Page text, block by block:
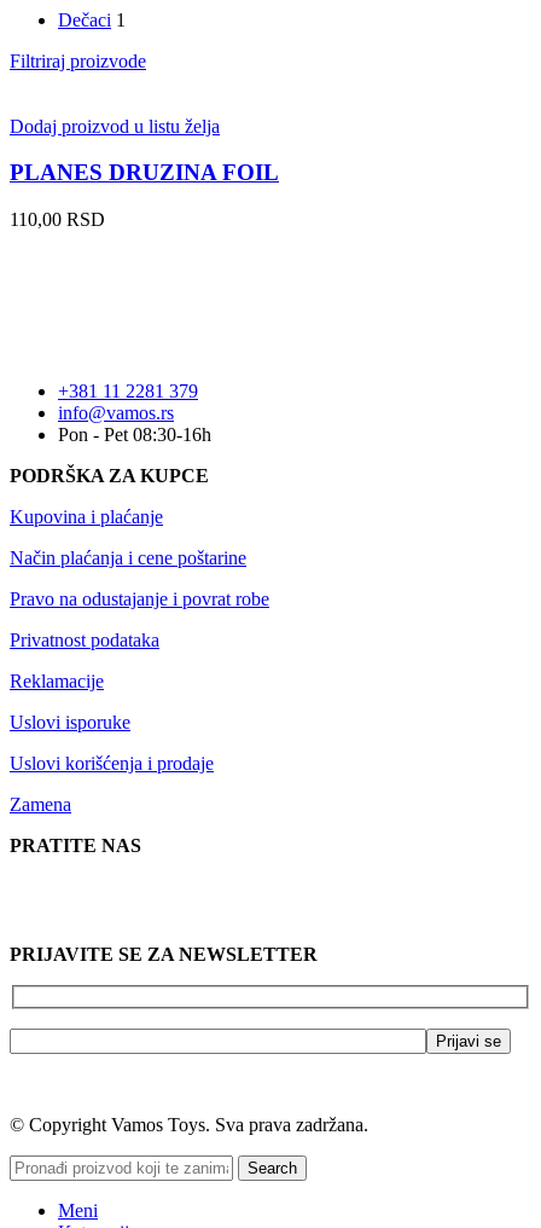
Dečaci 1
Filtriraj proizvode
Dodaj proizvod u listu želja
PLANES DRUZINA FOIL
110,00 RSD
+381 11 2281 379
info@vamos.rs
Pon - Pet 08:30-16h
PODRŠKA ZA KUPCE
Kupovina i plaćanje
Način plaćanja i cene poštarine
Pravo na odustajanje i povrat robe
Privatnost podataka
Reklamacije
Uslovi isporuke
Uslovi korišćenja i prodaje
Zamena
PRATITE NAS
PRIJAVITE SE ZA NEWSLETTER
© Copyright Vamos Toys. Sva prava zadržana.
Search
Meni